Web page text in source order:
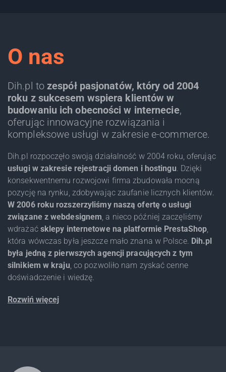
O nas
Dih.pl to zespół pasjonatów, który od 2004
roku z sukcesem wspiera klientów w
budowaniu ich obecności w internecie,
oferując innowacyjne rozwiązania i
kompleksowe usługi w zakresie e-commerce.
Dih.pl rozpoczęło swoją działalność w 2004 roku, oferując
usługi w zakresie rejestracji domen i hostingu. Dzięki
konsekwentnemu rozwojowi firma zbudowała mocną
pozycję na rynku, zdobywając zaufanie licznych klientów.
W 2006 roku rozszerzyliśmy naszą ofertę o usługi
związane z webdesignem, a nieco później zaczęliśmy
wdrażać sklepy internetowe na platformie PrestaShop,
która wówczas była jeszcze mało znana w Polsce. Dih.pl
była jedną z pierwszych agencji pracujących z tym
silnikiem w kraju, co pozwoliło nam zyskać cenne
doświadczenie i wiedzę.
Rozwiń więcej